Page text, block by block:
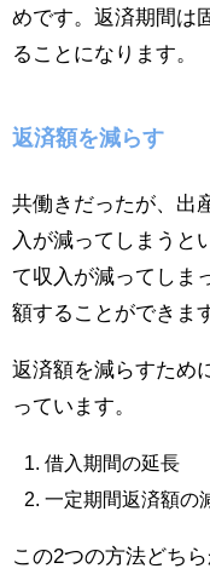
めです。返済期間は
ることになります。
返済額を減らす
共働きだったが、出
入が減ってしまうと
て収入が減ってしま
額することができま
返済額を減らすため
っています。
借入期間の延長
一定期間返済額の
この2つの方法どち